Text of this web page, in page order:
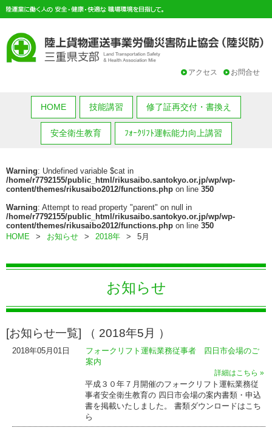
お問合せ
アクセス
HOME 技能講習 修了証再交付・書換え
安全衛生教育 ﾌｫｰｸﾘﾌﾄ運転能力向上講習
Warning: Undefined variable $cat in
/home/r7792155/public_html/rikusaibo.santokyo.or.jp/wp/wp-
content/themes/rikusaibo2012/functions.php on line 350
Warning: Attempt to read property "parent" on null in
/home/r7792155/public_html/rikusaibo.santokyo.or.jp/wp/wp-
content/themes/rikusaibo2012/functions.php on line 350
HOME
> お知らせ > 2018年 > 5月
お知らせ
[お知らせ一覧] （ 2018年5月 ）
2018年05月01日
フォークリフト運転業務従事者 四日市会場のご
案内
詳細はこちら »
平成３０年７月開催のフォークリフト運転業務従
事者安全衛生教育の 四日市会場の案内書類・申込
書を掲載いたしました。 書類ダウンロードはこち
ら